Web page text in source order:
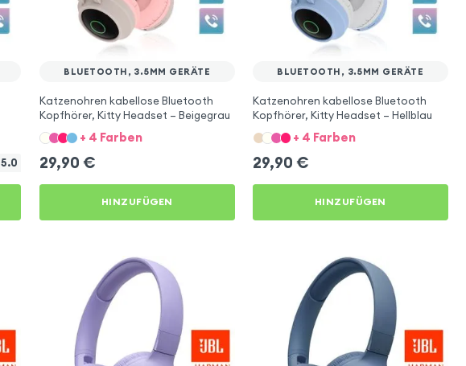
5.0
BLUETOOTH, 3.5MM GERÄTE
Katzenohren kabellose Bluetooth
Kopfhörer, Kitty Headset – Beigegrau
+ 4 Farben
29,90 €
HINZUFÜGEN
BLUETOOTH, 3.5MM GERÄTE
Katzenohren kabellose Bluetooth
Kopfhörer, Kitty Headset – Hellblau
+ 4 Farben
29,90 €
HINZUFÜGEN